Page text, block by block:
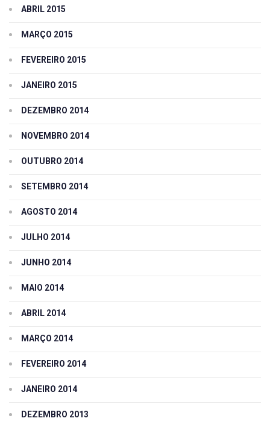
ABRIL 2015
MARÇO 2015
FEVEREIRO 2015
JANEIRO 2015
DEZEMBRO 2014
NOVEMBRO 2014
OUTUBRO 2014
SETEMBRO 2014
AGOSTO 2014
JULHO 2014
JUNHO 2014
MAIO 2014
ABRIL 2014
MARÇO 2014
FEVEREIRO 2014
JANEIRO 2014
DEZEMBRO 2013